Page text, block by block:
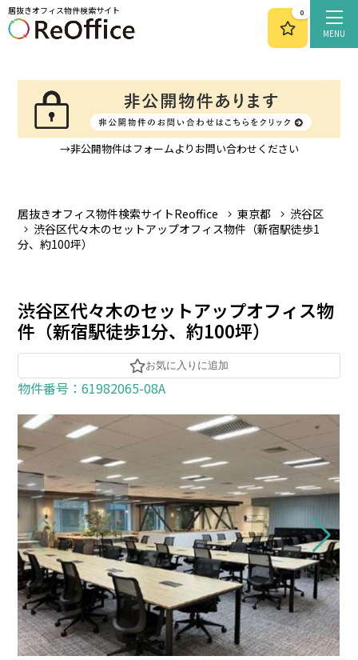
MENU
居抜きオフィス物件検索サイト 0
→非公開物件はフォームよりお問い合わせください
居抜きオフィス物件検索サイトReoffice 東京都
渋谷区
渋谷区代々木のセットアップオフィス物件（新宿駅徒歩1
分、約100坪）
渋谷区代々木のセットアップオフィス物
件（新宿駅徒歩1分、約100坪）
お気に入りに追加
物件番号：61982065-08A